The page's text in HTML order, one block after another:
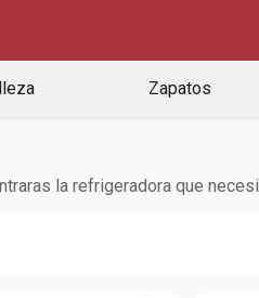
Zapatos
la refrigeradora que